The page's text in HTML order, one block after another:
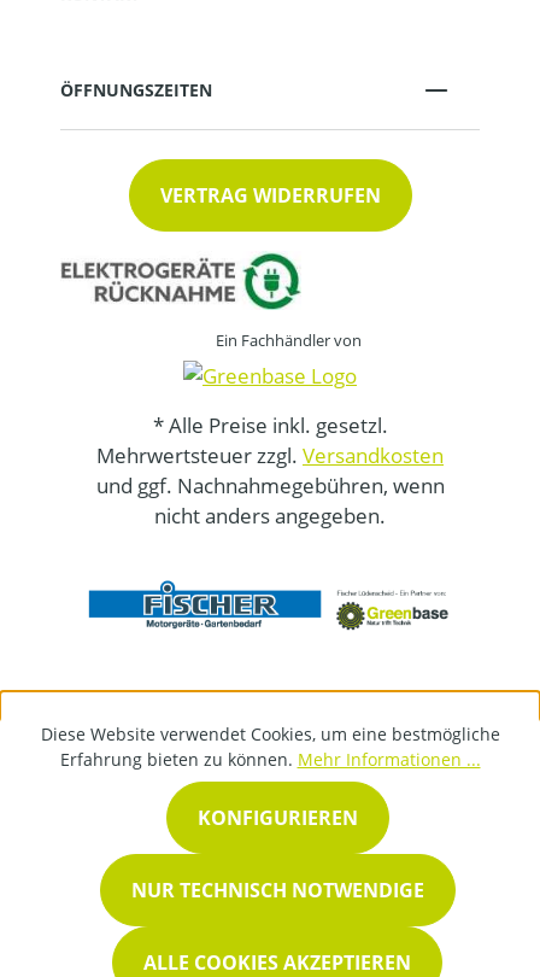
ÖFFNUNGSZEITEN
VERTRAG WIDERRUFEN
Ein Fachhändler von
* Alle Preise inkl. gesetzl.
Mehrwertsteuer zzgl. Versandkosten
und ggf. Nachnahmegebühren, wenn
nicht anders angegeben.
Diese Website verwendet Cookies, um eine bestmögliche
Erfahrung bieten zu können. Mehr Informationen ...
NUR TECHNISCH NOTWENDIGE
KONFIGURIEREN
ALLE COOKIES AKZEPTIEREN